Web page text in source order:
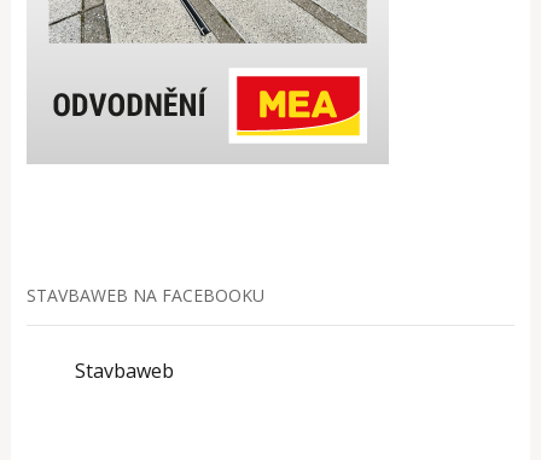
STAVBAWEB NA FACEBOOKU
Stavbaweb